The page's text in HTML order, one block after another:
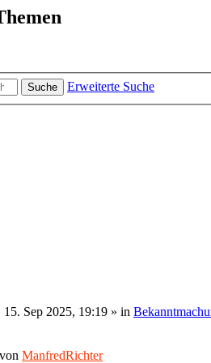
Suche
Erweiterte Suche
15. Sep 2025, 19:19 » in
von ManfredRichter